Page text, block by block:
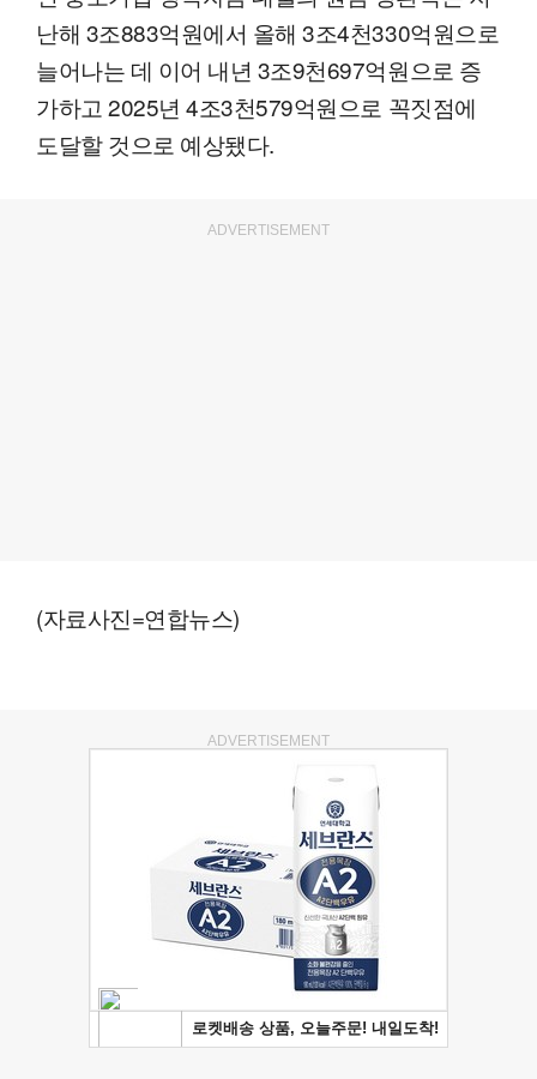
난해 3조883억원에서 올해 3조4천330억원으로
늘어나는 데 이어 내년 3조9천697억원으로 증
가하고 2025년 4조3천579억원으로 꼭짓점에
도달할 것으로 예상됐다.
ADVERTISEMENT
(자료사진=연합뉴스)
ADVERTISEMENT